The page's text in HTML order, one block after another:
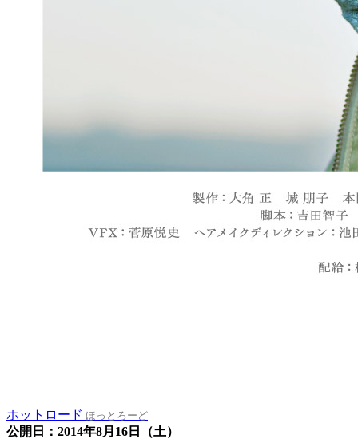
ホットロード ほっとろーど
公開日：2014年8月16日（土）